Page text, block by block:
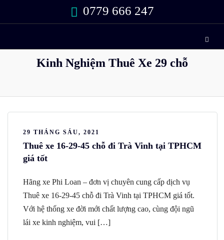
0779 666 247
Kinh Nghiệm Thuê Xe 29 chỗ
29 THÁNG SÁU, 2021
Thuê xe 16-29-45 chỗ đi Trà Vinh tại TPHCM
giá tốt
Hãng xe Phi Loan – đơn vị chuyên cung cấp dịch vụ
Thuê xe 16-29-45 chỗ đi Trà Vinh tại TPHCM giá tốt.
Với hệ thống xe đời mới chất lượng cao, cùng đội ngũ
lái xe kinh nghiệm, vui […]